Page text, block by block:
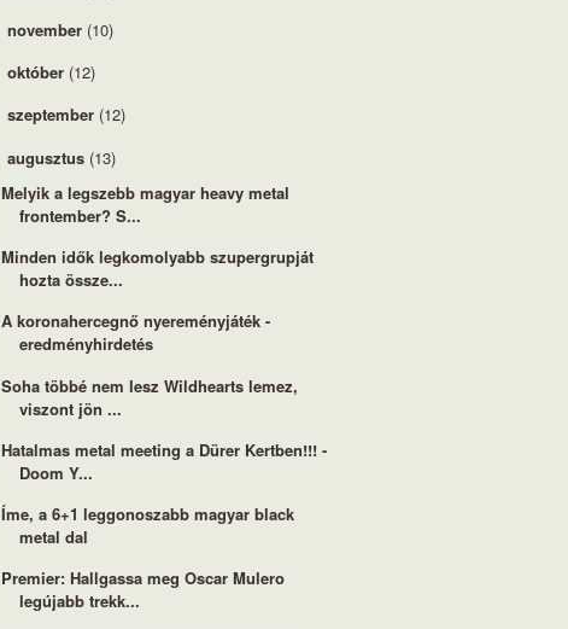
november (10)
október (12)
szeptember (12)
augusztus (13)
Melyik a legszebb magyar heavy metal
frontember? S...
Minden idők legkomolyabb szupergrupját
hozta össze...
A koronahercegnő nyereményjáték -
eredményhirdetés
Soha többé nem lesz Wildhearts lemez,
viszont jön ...
Hatalmas metal meeting a Dürer Kertben!!! -
Doom Y...
Íme, a 6+1 leggonoszabb magyar black
metal dal
Premier: Hallgassa meg Oscar Mulero
legújabb trekk...